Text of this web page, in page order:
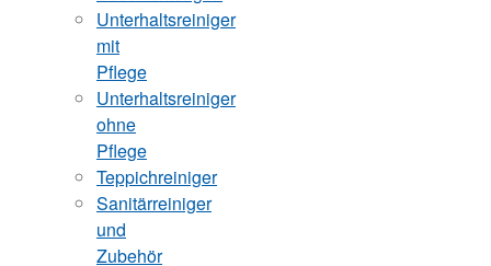
Unterhaltsreiniger
mit
Pflege
Unterhaltsreiniger
ohne
Pflege
Teppichreiniger
Sanitärreiniger
und
Zubehör